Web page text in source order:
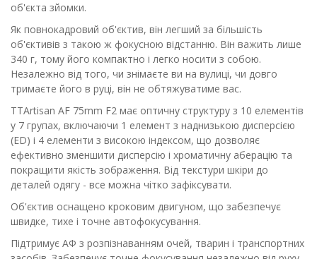
об'єкта зйомки.
Як повнокадровий об'єктив, він легший за більшість
об'єктивів з такою ж фокусною відстанню. Він важить лише
340 г, тому його компактно і легко носити з собою.
Незалежно від того, чи знімаєте ви на вулиці, чи довго
тримаєте його в руці, він не обтяжуватиме вас.
TTArtisan AF 75mm F2 має оптичну структуру з 10 елементів
у 7 групах, включаючи 1 елемент з наднизькою дисперсією
(ED) і 4 елементи з високою індексом, що дозволяє
ефективно зменшити дисперсію і хроматичну аберацію та
покращити якість зображення. Від текстури шкіри до
деталей одягу - все можна чітко зафіксувати.
Об'єктив оснащено кроковим двигуном, що забезпечує
швидке, тихе і точне автофокусування.
Підтримує АФ з розпізнаванням очей, тварин і транспортних